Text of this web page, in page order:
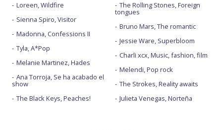
Loreen, Wildfire
Sienna Spiro, Visitor
Madonna, Confessions II
Tyla, A*Pop
Melanie Martinez, Hades
Ana Torroja, Se ha acabado el
show
The Black Keys, Peaches!
The Rolling Stones, Foreign
tongues
Bruno Mars, The romantic
Jessie Ware, Superbloom
Charli xcx, Music, fashion, film
Melendi, Pop rock
The Strokes, Reality awaits
Julieta Venegas, Norteña